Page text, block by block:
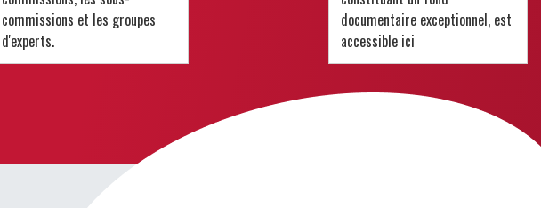
commissions et les groupes
d'experts.
documentaire exceptionnel, est
accessible ici